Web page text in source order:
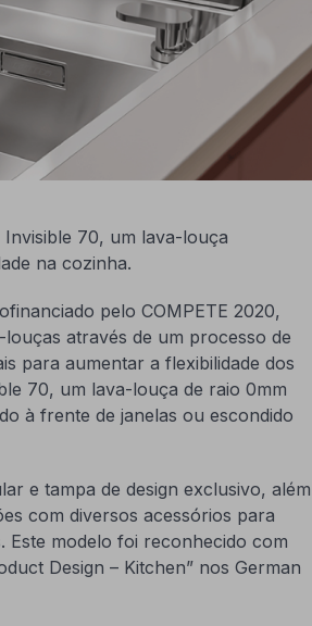
70, um lava-louça
na cozinha.
pelo COMPETE 2020,
através de um processo de
para aumentar a flexibilidade dos
70, um lava-louça de raio 0mm
à frente de janelas ou escondido
e tampa de design exclusivo, além
com diversos acessórios para
modelo foi reconhecido com
Design – Kitchen” nos German